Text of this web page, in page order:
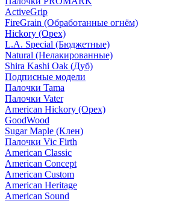
ActiveGrip
FireGrain (Обработанные огнём)
Hickory (Орех)
L.A. Special (Бюджетные)
Natural (Нелакированные)
Shira Kashi Oak (Дуб)
Подписные модели
Палочки Tama
Палочки Vater
American Hickory (Орех)
GoodWood
Sugar Maple (Клен)
Палочки Vic Firth
American Classic
American Concept
American Custom
American Heritage
American Sound